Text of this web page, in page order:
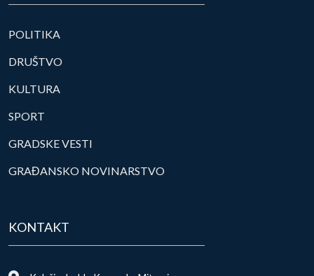
POLITIKA
DRUŠTVO
KULTURA
SPORT
GRADSKE VESTI
GRAĐANSKO NOVINARSTVO
KONTAKT